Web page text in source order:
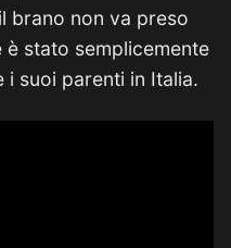
brano non va preso
stato semplicemente
suoi parenti in Italia.